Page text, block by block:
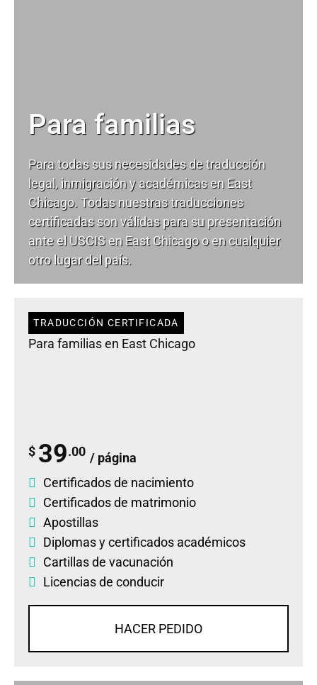
Para familias
Para todas sus necesidades detraducción
legal, inmigración y académicas en East
Chicago. Todas nuestras traducciones
certificadas son válidas para su presentación
ante el USCIS en East Chicago o en cualquier
otro lugar del país.
TRADUCCIÓN CERTIFICADA
Para familias en East Chicago
$ 39.00 / página
Certificados de nacimiento
Certificados de matrimonio
Apostillas
Diplomasycertificados académicos
Cartillas de vacunación
Licencias de conducir
HACER PEDIDO